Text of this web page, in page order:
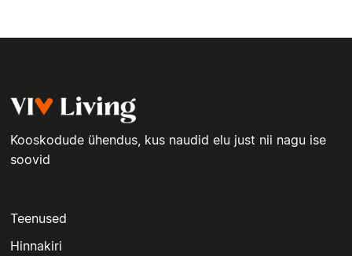
Kooskodude ühendus, kus naudid elu just nii nagu ise
soovid
Teenused
Hinnakiri